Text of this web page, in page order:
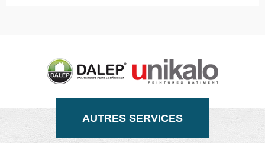
AUTRES SERVICES